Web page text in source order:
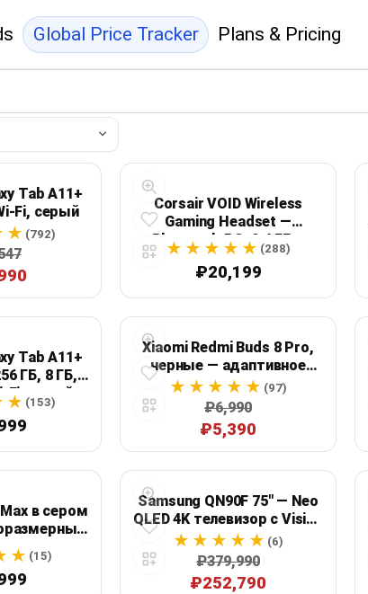
Global Price Tracker Plans & Pricing
Tab A11+
серый
(792)
Corsair VOID Wireless
Gaming Headset —
Bluetooth 5.3, 2,4 ГГц,
Dolby Atmos, до 70 часов,
белая
(288)
₽20,199
Tab A11+
ГБ, 8 ГБ,
серый
(153)
Xiaomi Redmi Buds 8 Pro,
черные — адаптивное
шумоподавление до 55
дБ, LDAC, до 35 часов
работы
(97)
₽6,990
₽5,390
в сером
с
(15)
Samsung QN90F 75" — Neo
QLED 4K телевизор с Vision
AI, Mini LED и Dolby Atmos
(6)
₽379,990
₽252,790